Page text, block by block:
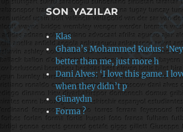
SON YAZILAR
Klas
Ghana’s Mohammed Kudus:
better than me, just more h
Dani Alves: ‘I love this game. I
when they didn’t p
Günaydın
Forma ?